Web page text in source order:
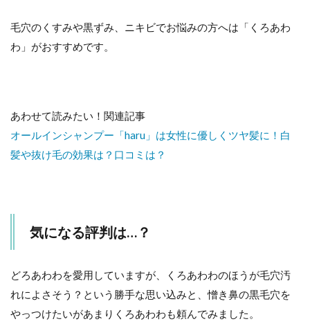
毛穴のくすみや黒ずみ、ニキビでお悩みの方へは「くろあわ
わ」がおすすめです。
あわせて読みたい！関連記事
オールインシャンプー「haru」は女性に優しくツヤ髪に！白
髪や抜け毛の効果は？口コミは？
気になる評判は…？
どろあわわを愛用していますが、くろあわわのほうが毛穴汚
れによさそう？という勝手な思い込みと、憎き鼻の黒毛穴を
やっつけたいがあまりくろあわわも頼んでみました。